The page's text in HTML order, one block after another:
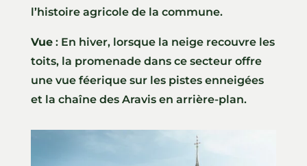
l’histoire agricole de la commune.
Vue: En hiver, lorsque la neige recouvre les
toits, la promenade dans ce secteur offre
une vue féerique sur les pistes enneigées
et la chaîne des Aravis en arrière-plan.